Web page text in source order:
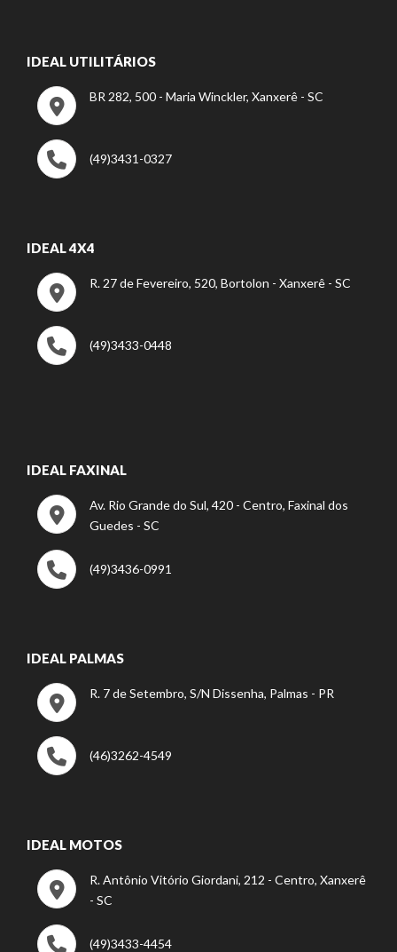
IDEAL UTILITÁRIOS
BR 282, 500 - Maria Winckler, Xanxerê - SC
(49)3431-0327
IDEAL 4X4
R. 27 de Fevereiro, 520, Bortolon - Xanxerê - SC
(49)3433-0448
IDEAL FAXINAL
Av. Rio Grande do Sul, 420 - Centro, Faxinal dos
Guedes - SC
(49)3436-0991
IDEAL PALMAS
R. 7 de Setembro, S/N Dissenha, Palmas - PR
(46)3262-4549
IDEAL MOTOS
R. Antônio Vitório Giordani, 212 - Centro, Xanxerê
- SC
(49)3433-4454